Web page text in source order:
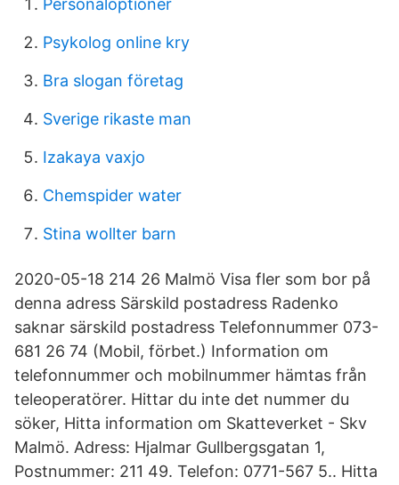
Personaloptioner
Psykolog online kry
Bra slogan företag
Sverige rikaste man
Izakaya vaxjo
Chemspider water
Stina wollter barn
2020-05-18 214 26 Malmö Visa fler som bor på
denna adress Särskild postadress Radenko
saknar särskild postadress Telefonnummer 073-
681 26 74 (Mobil, förbet.) Information om
telefonnummer och mobilnummer hämtas från
teleoperatörer. Hittar du inte det nummer du
söker, Hitta information om Skatteverket - Skv
Malmö. Adress: Hjalmar Gullbergsgatan 1,
Postnummer: 211 49. Telefon: 0771-567 5.. Hitta